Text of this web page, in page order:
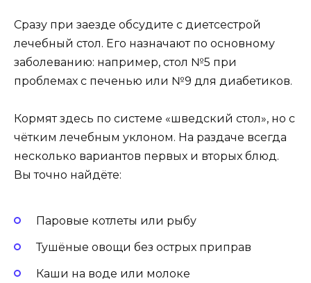
Сразу при заезде обсудите с диетсестрой
лечебный стол. Его назначают по основному
заболеванию: например, стол №5 при
проблемах с печенью или №9 для диабетиков.
Кормят здесь по системе «шведский стол», но с
чётким лечебным уклоном. На раздаче всегда
несколько вариантов первых и вторых блюд.
Вы точно найдёте:
Паровые котлеты или рыбу
Тушёные овощи без острых приправ
Каши на воде или молоке